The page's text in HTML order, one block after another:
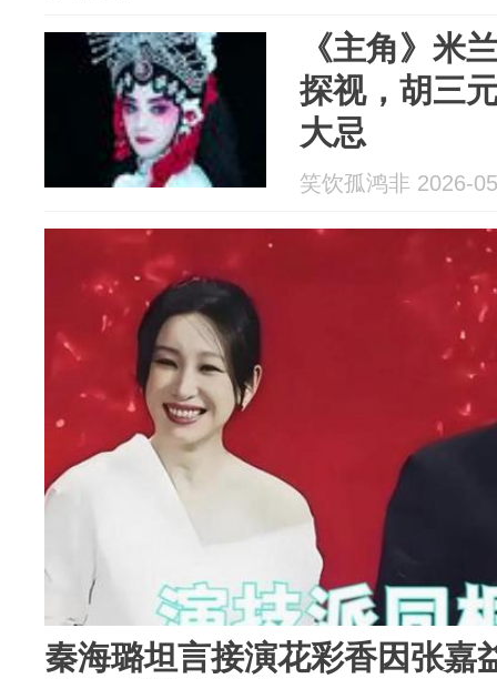
《主角》米
探视，胡三
大忌
笑饮孤鸿非 2026-
秦海璐坦言接演花彩香因张嘉